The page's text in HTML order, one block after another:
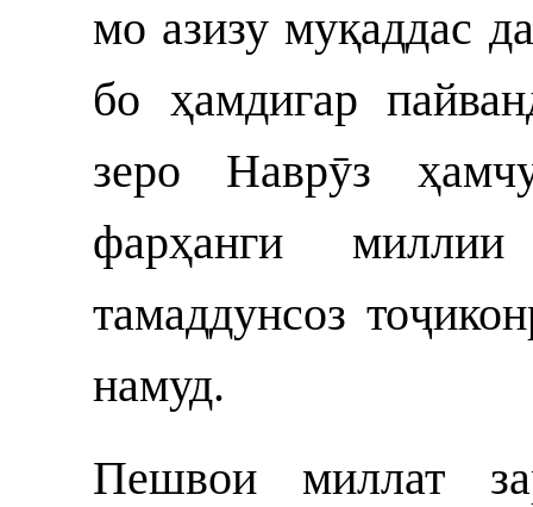
мо азизу муқаддас
бо ҳамдигар
зеро Наврӯз
фарҳанги
тамаддунсоз
намуд.
Пешвои миллат